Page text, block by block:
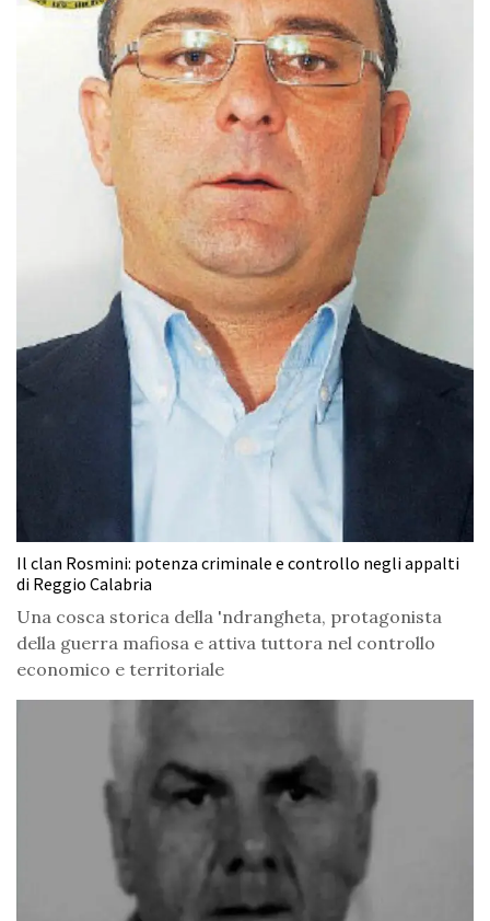
Il clan Rosmini: potenza criminale e controllo negli appalti
di Reggio Calabria
Una cosca storica della 'ndrangheta, protagonista
della guerra mafiosa e attiva tuttora nel controllo
economico e territoriale